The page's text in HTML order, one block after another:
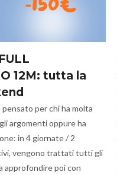
12M: tutta la
per chi ha molta
argomenti oppure ha
in 4 giornate / 2
vengono trattati tutti gli
approfondire poi con